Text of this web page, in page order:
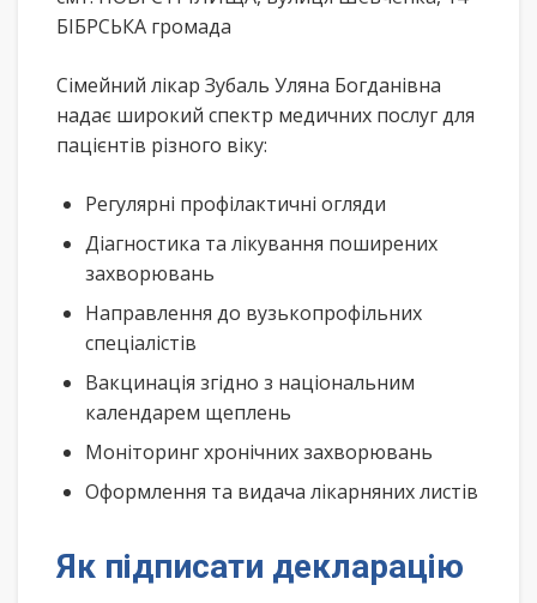
БІБРСЬКА громада
Сімейний лікар Зубаль Уляна Богданівна
надає широкий спектр медичних послуг для
пацієнтів різного віку:
Регулярні профілактичні огляди
Діагностика та лікування поширених
захворювань
Направлення до вузькопрофільних
спеціалістів
Вакцинація згідно з національним
календарем щеплень
Моніторинг хронічних захворювань
Оформлення та видача лікарняних листів
Як підписати декларацію